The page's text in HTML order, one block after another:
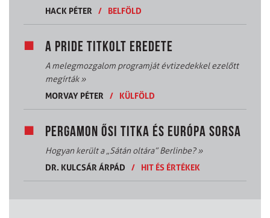
HACK PÉTER
/ BELFÖLD
A PRIDE TITKOLT EREDETE
A melegmozgalom programját évtizedekkel ezelőtt
megírták»
MORVAY PÉTER
/ KÜLFÖLD
PERGAMON ŐSI TITKA ÉS EURÓPA SORSA
Hogyan került a „Sátán oltára” Berlinbe?»
DR. KULCSÁR ÁRPÁD
/ HIT ÉS ÉRTÉKEK